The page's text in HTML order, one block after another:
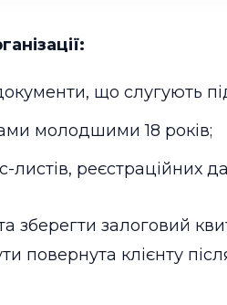
що слугують
молодшими 18 років;
листів, реєстраційних
зберегти залоговий
повернута клієнту